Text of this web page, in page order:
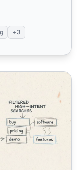
+3
Guía completa